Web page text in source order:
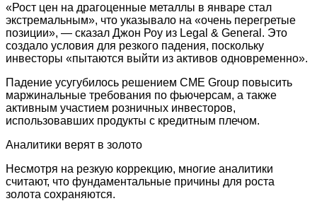
«Рост цен на драгоценные металлы в январе стал
экстремальным», что указывало на «очень перегретые
позиции», — сказал Джон Роу из Legal & General. Это
создало условия для резкого падения, поскольку
инвесторы «пытаются выйти из активов одновременно».
Падение усугубилось решением CME Group повысить
маржинальные требования по фьючерсам, а также
активным участием розничных инвесторов,
использовавших продукты с кредитным плечом.
Аналитики верят в золото
Несмотря на резкую коррекцию, многие аналитики
считают, что фундаментальные причины для роста
золота сохраняются.